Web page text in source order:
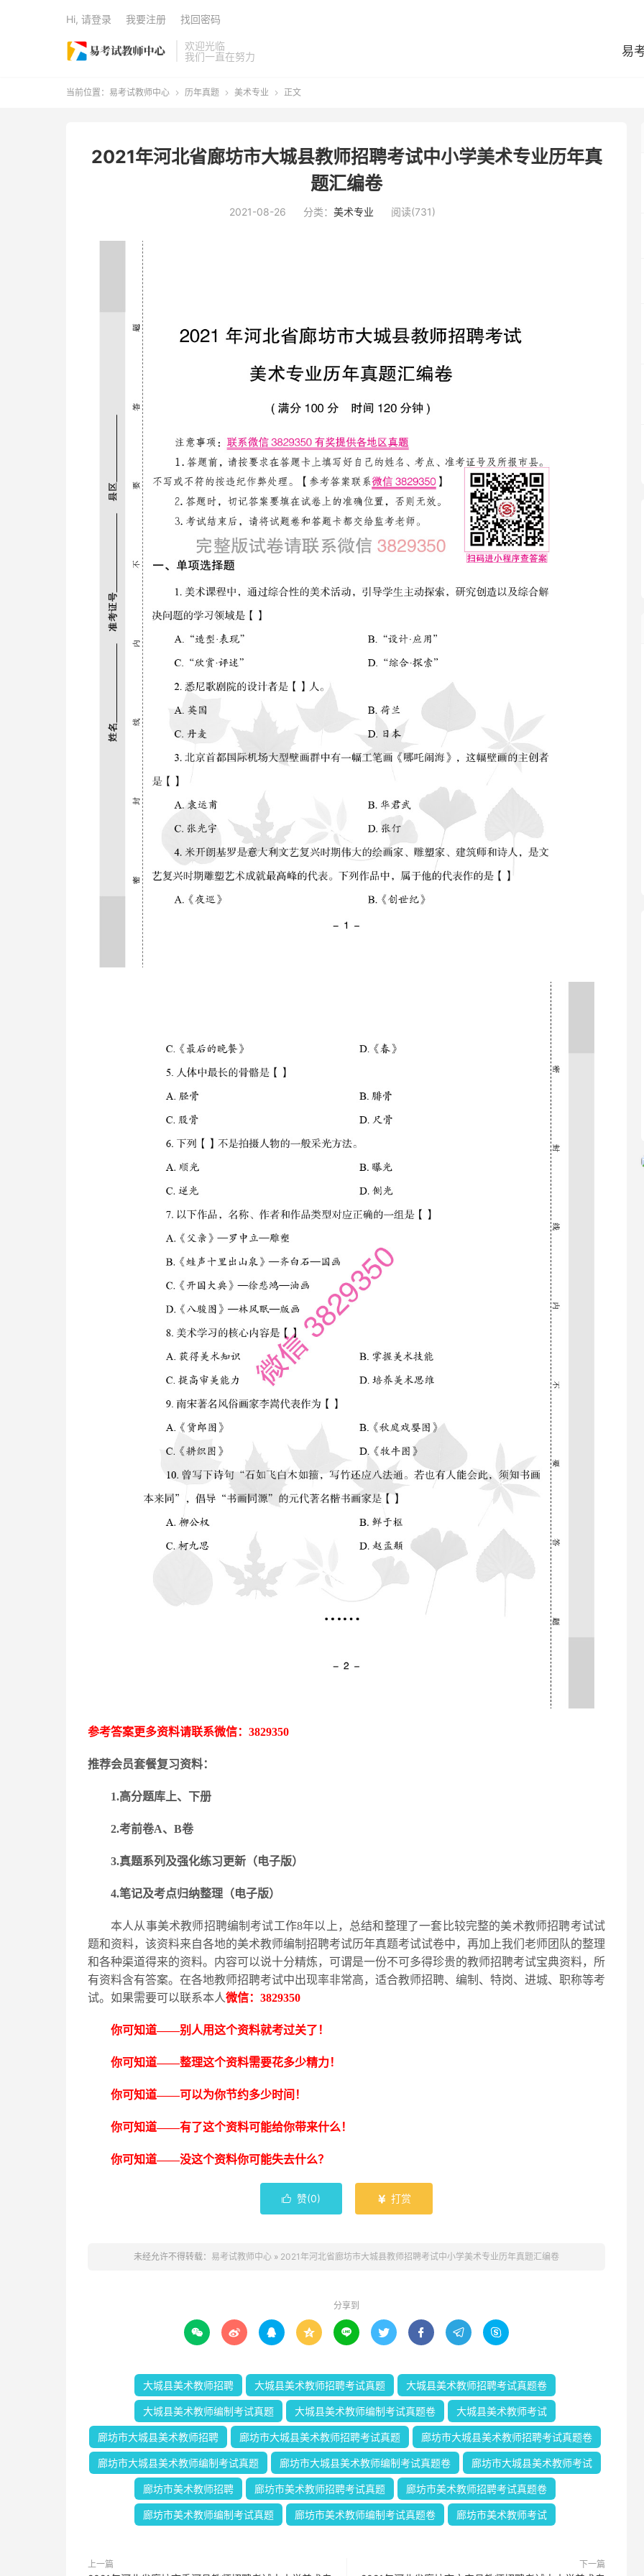
欢迎光临
我们一直在努力
易
Hi, 请登录 我要注册 找回密码
当前位置： 易考试教师中心  历年真题  美术专业  正文
2021年河北省廊坊市大城县教师招聘考试中小学美术专业历年真
题汇编卷
2021-08-26 分类： 美术专业 阅读(731)
参考答案更多资料请联系微信： 3829350
推荐会员套餐复习资料：
1.高分题库上、下册
2.考前卷A、B卷
3.真题系列及强化练习更新 （电子版）
4.笔记及考点归纳整理（电子版）
本人从事美术教师招聘编制考试工作8年以上，总结和整理了一套比较完整的美术教师招聘考试试
题和资料，该资料来自各地的美术教师编制招聘考试历年真题考试试卷中，再加上我们老师团队的整理
和各种渠道得来的资料。内容可以说十分精炼，可谓是一份不可多得珍贵的教师招聘考试宝典资料，所
有资料含有答案。在各地教师招聘考试中出现率非常高，适合教师招聘、编制、特岗、进城、职称等考
试。如果需要可以联系本人微信： 3829350
你可知道——别人用这个资料就考过关了！
你可知道——整理这个资料需要花多少精力！
你可知道——可以为你节约多少时间！
你可知道——有了这个资料可能给你带来什么！
你可知道——没这个资料你可能失去什么？
 赞(0)  打赏
未经允许不得转载： 易考试教师中心 » 2021年河北省廊坊市大城县教师招聘考试中小学美术专业历年真题汇编卷
分享到
        
大城县美术教师招聘 大城县美术教师招聘考试真题 大城县美术教师招聘考试真题卷
大城县美术教师编制考试真题 大城县美术教师编制考试真题卷 大城县美术教师考试
廊坊市大城县美术教师招聘 廊坊市大城县美术教师招聘考试真题 廊坊市大城县美术教师招聘考试真题卷
廊坊市大城县美术教师编制考试真题 廊坊市大城县美术教师编制考试真题卷 廊坊市大城县美术教师考试
廊坊市美术教师招聘 廊坊市美术教师招聘考试真题 廊坊市美术教师招聘考试真题卷
廊坊市美术教师编制考试真题 廊坊市美术教师编制考试真题卷 廊坊市美术教师考试
上一篇 下一篇